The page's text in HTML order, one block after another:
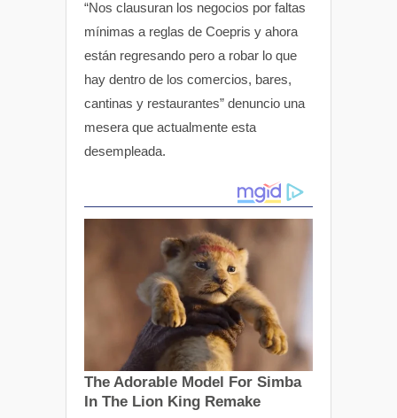
“Nos clausuran los negocios por faltas
mínimas a reglas de Coepris y ahora
están regresando pero a robar lo que
hay dentro de los comercios, bares,
cantinas y restaurantes” denuncio una
mesera que actualmente esta
desempleada.